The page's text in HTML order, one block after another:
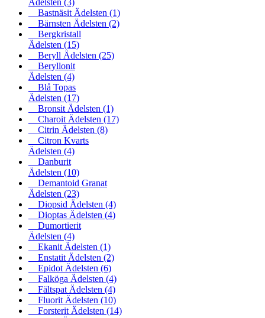
Ädelsten (3)
Bastnäsit Ädelsten (1)
Bärnsten Ädelsten (2)
Bergkristall
Ädelsten (15)
Beryll Ädelsten (25)
Beryllonit
Ädelsten (4)
Blå Topas
Ädelsten (17)
Bronsit Ädelsten (1)
Charoit Ädelsten (17)
Citrin Ädelsten (8)
Citron Kvarts
Ädelsten (4)
Danburit
Ädelsten (10)
Demantoid Granat
Ädelsten (23)
Diopsid Ädelsten (4)
Dioptas Ädelsten (4)
Dumortierit
Ädelsten (4)
Ekanit Ädelsten (1)
Enstatit Ädelsten (2)
Epidot Ädelsten (6)
Falköga Ädelsten (4)
Fältspat Ädelsten (4)
Fluorit Ädelsten (10)
Forsterit Ädelsten (14)